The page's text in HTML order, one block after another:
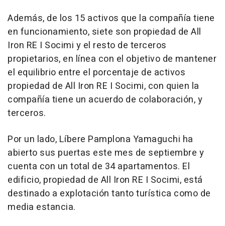
Además, de los 15 activos que la compañía tiene
en funcionamiento, siete son propiedad de All
Iron RE I Socimi y el resto de terceros
propietarios, en línea con el objetivo de mantener
el equilibrio entre el porcentaje de activos
propiedad de All Iron RE I Socimi, con quien la
compañía tiene un acuerdo de colaboración, y
terceros.
Por un lado, Líbere Pamplona Yamaguchi ha
abierto sus puertas este mes de septiembre y
cuenta con un total de 34 apartamentos. El
edificio, propiedad de All Iron RE I Socimi, está
destinado a explotación tanto turística como de
media estancia.